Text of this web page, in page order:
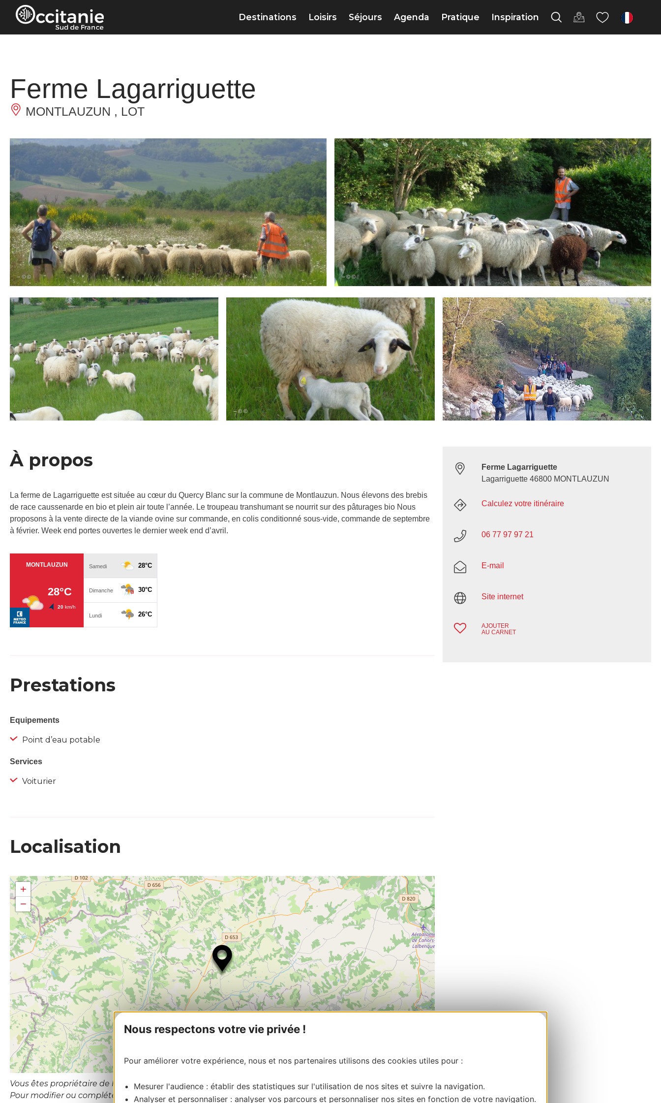
Panneau de gestion des cookies
Nous respectons votre vie privée !
Pour améliorer votre expérience, nous et nos partenaires utilisons des cookies utiles pour :
Mesurer l'audience : établir des statistiques sur l'utilisation de nos sites et suivre la navigation.
Analyser et personnaliser : analyser vos parcours et personnaliser nos sites en fonction de votre navigation.
Destinations Loisirs Séjours Agenda Pratique Inspiration fr
Ferme Lagarriguette
MONTLAUZUN , LOT
– © © – © ©
– © © – © © – © ©
À propos
La ferme de Lagarriguette est située au cœur du Quercy Blanc sur la commune de Montlauzun. Nous élevons des brebis
de race caussenarde en bio et plein air toute l’année. Le troupeau transhumant se nourrit sur des pâturages bio Nous
proposons à la vente directe de la viande ovine sur commande, en colis conditionné sous-vide, commande de septembre
à février. Week end portes ouvertes le dernier week end d’avril.
Prestations
Equipements
Point d’eau potable
Services
Voiturier
Localisation
+
−
Vous êtes propriétaire de l’établissement ou le gestionnaire de cette activité?
Pour modifier ou compléter cette fiche, merci de contacter Lot Tourisme en écrivant à vit@tourisme –
Ferme Lagarriguette
Lagarriguette 46800 MONTLAUZUN
Calculez votre itinéraire
06 77 97 97 21
E-mail
Site internet
AJOUTER
AU CARNET